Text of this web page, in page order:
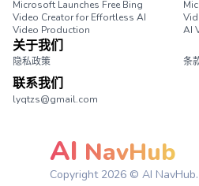
Microsoft Launches Free Bing
Video Creator for Effortless AI
Video Production
AI
关于我们
隐私政策 条
联系我们
lyqtzs@gmail.com
AI NavHub
Copyright 2026© AI